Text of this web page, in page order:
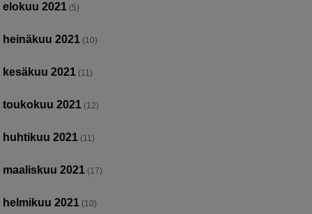
elokuu 2021 (5)
heinäkuu 2021 (10)
kesäkuu 2021 (11)
toukokuu 2021 (12)
huhtikuu 2021 (11)
maaliskuu 2021 (17)
helmikuu 2021 (10)